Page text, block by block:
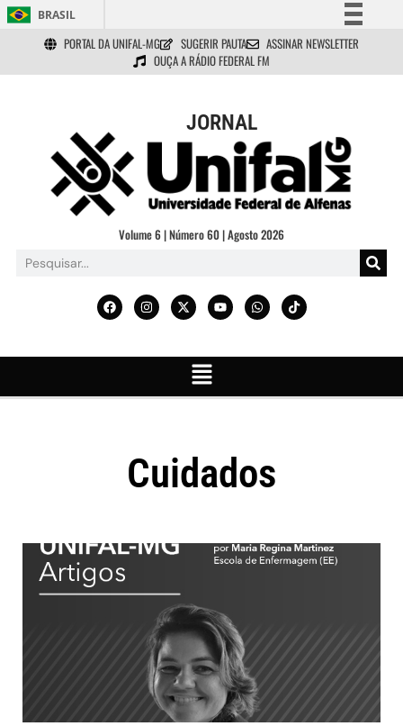
BRASIL
Simplifique!
Comunica BR
Acesso à informação
Legislação
Canais
PORTAL DA UNIFAL-MG SUGERIR PAUTA
ASSINAR NEWSLETTER
OUÇA A RÁDIO FEDERAL FM
JORNAL
Volume 6 | Número 60 | Agosto 2026
Cuidados